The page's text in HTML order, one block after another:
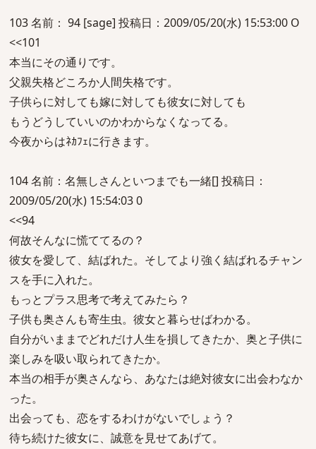
103 名前： 94 [sage] 投稿日：2009/05/20(水) 15:53:00 O
<<101
本当にその通りです。
父親失格どころか人間失格です。
子供らに対しても嫁に対しても彼女に対しても
もうどうしていいのかわからなくなってる。
今夜からはﾈｶﾌｪに行きます。
104 名前：名無しさんといつまでも一緒[] 投稿日：
2009/05/20(水) 15:54:03 0
<<94
何故そんなに慌ててるの？
彼女を愛して、結ばれた。そしてより強く結ばれるチャン
スを手に入れた。
もっとプラス思考で考えてみたら？
子供も奥さんも寄生虫。彼女と暮らせばわかる。
自分がいままでどれだけ人生を損してきたか、奥と子供に
楽しみを吸い取られてきたか。
本当の相手が奥さんなら、あなたは絶対彼女に出会わなか
った。
出会っても、恋をするわけがないでしょう？
待ち続けた彼女に、誠意を見せてあげて。